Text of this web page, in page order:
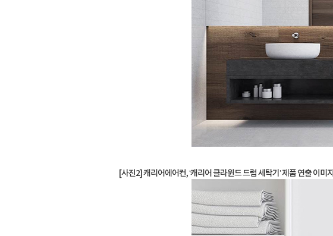
[사진2] 캐리어에어컨, ‘캐리어 클라윈드 드럼 세탁기’ 제품 연출 이미지